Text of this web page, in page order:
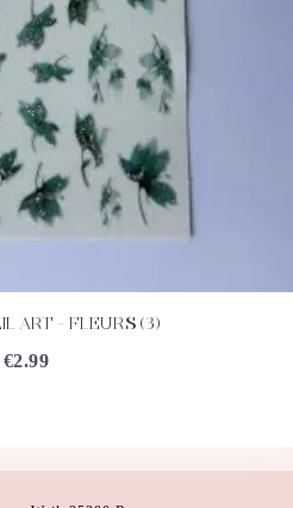
DÉTAILS
ART – FLEURS (3)
€2.99